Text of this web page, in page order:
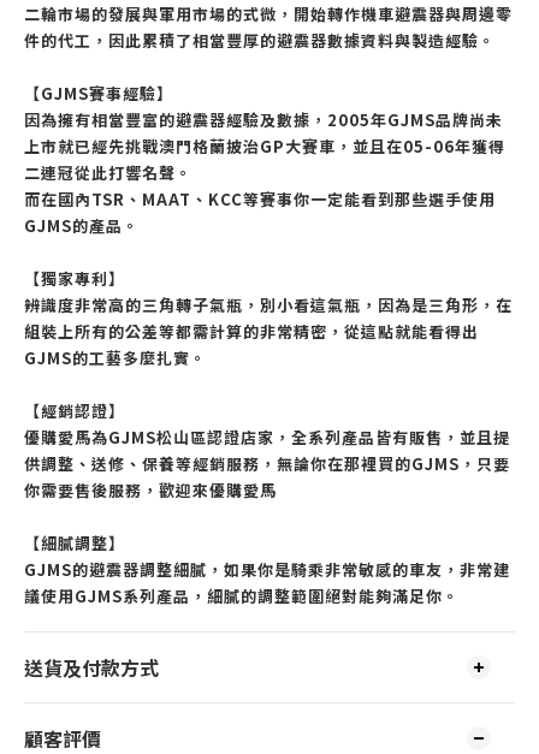
二輪市場的發展與軍用市場的式微，開始轉作機車避震器與周邊零
件的代工，因此累積了相當豐厚的避震器數據資料與製造經驗。
【GJMS賽事經驗】
因為擁有相當豐富的避震器經驗及數據，2005年GJMS品牌尚未
上市就已經先挑戰澳門格蘭披治GP大賽車，並且在05-06年獲得
二連冠從此打響名聲。
而在國內TSR、MAAT、KCC等賽事你一定能看到那些選手使用
GJMS的產品。
【獨家專利】
辨識度非常高的三角轉子氣瓶，別小看這氣瓶，因為是三角形，在
組裝上所有的公差等都需計算的非常精密，從這點就能看得出
GJMS的工藝多麼扎實。
【經銷認證】
優購愛馬為GJMS松山區認證店家，全系列產品皆有販售，並且提
供調整、送修、保養等經銷服務，無論你在那裡買的GJMS，只要
你需要售後服務，歡迎來優購愛馬
【細膩調整】
GJMS的避震器調整細膩，如果你是騎乘非常敏感的車友，非常建
議使用GJMS系列產品，細膩的調整範圍絕對能夠滿足你。
送貨及付款方式
顧客評價